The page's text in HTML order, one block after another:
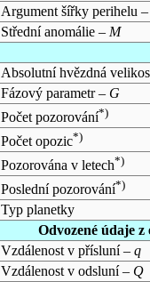
Argument šířky perihelu
Střední anomálie – M
Absolutní hvězdná
Fázový parametr – G
Počet pozorování*)
Počet opozic*)
Pozorována v letech*)
Poslední pozorování*)
Typ planetky
Odvozené údaje
Vzdálenost v přísluní – q
Vzdálenost v odsluní – Q